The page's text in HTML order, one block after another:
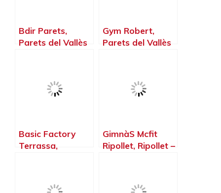
Bdir Parets,
Parets del Vallès
Gym Robert,
Parets del Vallès
Basic Factory
Terrassa,
GimnàS Mcfit
Ripollet, Ripollet –